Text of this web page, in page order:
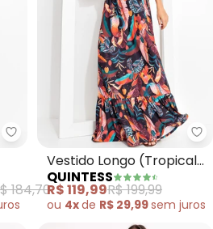
Quintess - Vestido (Listra
184,70
Vestido Longo (Tropical
Preto) com Mangas
Amplas
QUINTESS
R$ 119,99R$ 199,99
ou 4xde R$ 29,99sem juros